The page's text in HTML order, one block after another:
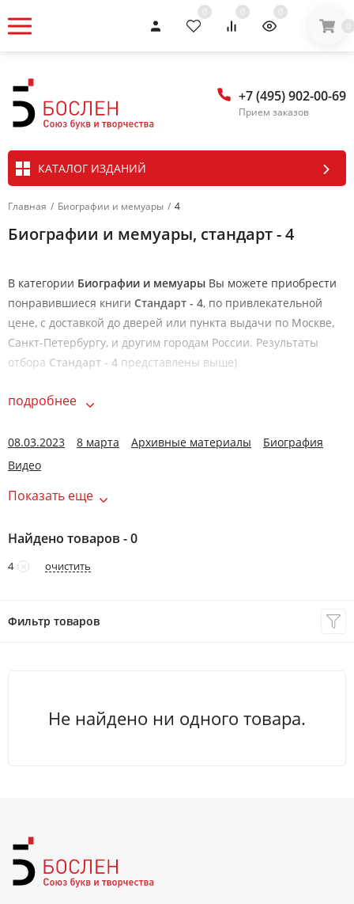
0 0
0
0
+7 (495) 902-00-69
Прием заказов
КАТАЛОГ ИЗДАНИЙ
Главная / Биографии и мемуары / 4
Биографии и мемуары, стандарт - 4
В категории Биографии и мемуары Вы можете приобрести
понравившиеся книги Стандарт - 4, по привлекательной
цене, с доставкой до дверей или пункта выдачи по Москве,
Санкт-Петербургу, и другим городам России. Результаты
отбора Стандарт - 4 представлены выше)
подробнее
08.03.2023 8 марта Архивные материалы
Биография
Видео
Показать еще
Найдено товаров - 0
4 очистить
Фильтр товаров
Не найдено ни одного товара.